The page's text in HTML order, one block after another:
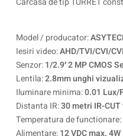
Model / producator:
Iesiri video:AHD/TVI/CVI/
Senzor:1/2.9′ 2 MP CMOS
Lentila:2.8mm unghi
Iluminare minima:0.01 Lux/
Distanta IR:30 metri IR-
Temperatura de functionare:
Alimentare:12 VDC max. 4W